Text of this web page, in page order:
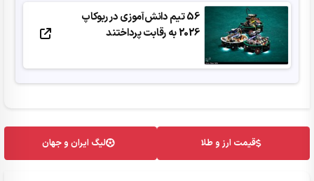
56 تیم دانش‌آموزی در ربوکاپ
2026 به رقابت پرداختند
قیمت ارز و طلا لیگ ایران و جهان